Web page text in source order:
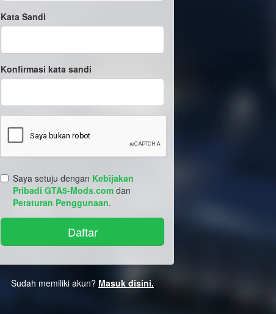
Kata Sandi
Konfirmasi kata sandi
Saya setuju dengan Kebijakan
Pribadi GTA5-Mods.com dan
Peraturan Penggunaan.
Sudah memiliki akun? Masuk disini.